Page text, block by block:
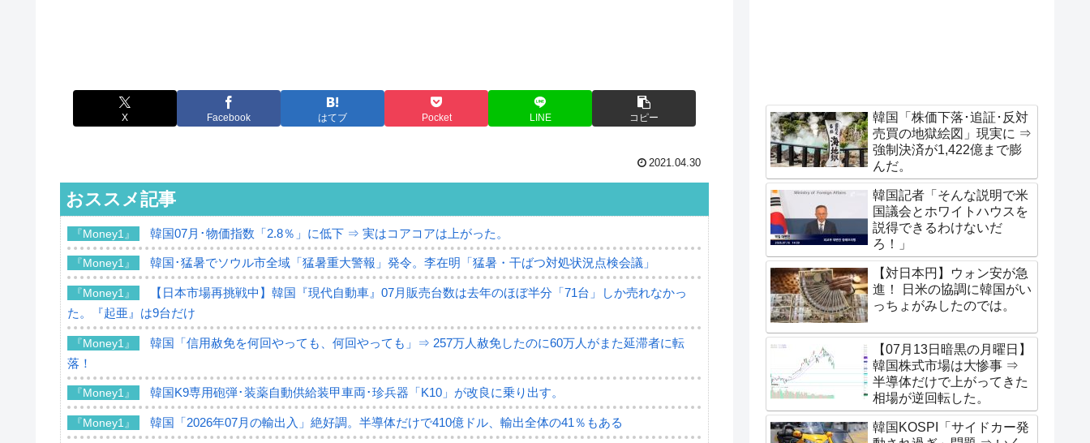
X Facebook はてブ Pocket LINE コピー
2021.04.30
おススメ記事
『Money1』 韓国07月･物価指数「2.8％」に低下 ⇒ 実はコアコアは上がった。
『Money1』 韓国･猛暑でソウル市全域「猛暑重大警報」発令。李在明「猛暑・干ばつ対処状況点検会議」
『Money1』
【日本市場再挑戦中】韓国『現代自動車』07月販売台数は去年のほぼ半分「71台」しか売れなかっ
た。『起亜』は9台だけ
『Money1』
韓国「信用赦免を何回やっても、何回やっても」⇒ 257万人赦免したのに60万人がまた延滞者に転
落！
『Money1』 韓国K9専用砲弾･装薬自動供給装甲車両･珍兵器「K10」が改良に乗り出す。
『Money1』 韓国「2026年07月の輸出入」絶好調。半導体だけで410億ドル、輸出全体の41％もある
韓国「株価下落･追証･反対
売買の地獄絵図」現実に ⇒
強制決済が1,422億まで膨
んだ。
韓国記者「そんな説明で米
国議会とホワイトハウスを
説得できるわけないだ
ろ！」
【対日本円】ウォン安が急
進！ 日米の協調に韓国がい
っちょがみしたのでは。
【07月13日暗黒の月曜日】
韓国株式市場は大惨事 ⇒
半導体だけで上がってきた
相場が逆回転した。
韓国KOSPI「サイドカー発